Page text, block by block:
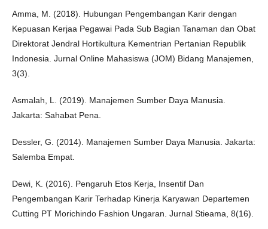
Amma, M. (2018). Hubungan Pengembangan Karir dengan
Kepuasan Kerjaa Pegawai Pada Sub Bagian Tanaman dan Obat
Direktorat Jendral Hortikultura Kementrian Pertanian Republik
Indonesia. Jurnal Online Mahasiswa (JOM) Bidang Manajemen,
3(3).
Asmalah, L. (2019). Manajemen Sumber Daya Manusia.
Jakarta: Sahabat Pena.
Dessler, G. (2014). Manajemen Sumber Daya Manusia. Jakarta:
Salemba Empat.
Dewi, K. (2016). Pengaruh Etos Kerja, Insentif Dan
Pengembangan Karir Terhadap Kinerja Karyawan Departemen
Cutting PT Morichindo Fashion Ungaran. Jurnal Stieama, 8(16).